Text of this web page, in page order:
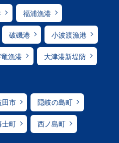
福浦漁港
破磯港 小波渡漁港
漁港 大津港新堤防
田市 隠岐の島町
士町 西ノ島町